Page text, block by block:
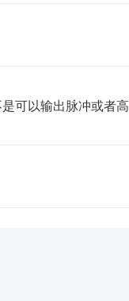
可以输出脉冲或者高